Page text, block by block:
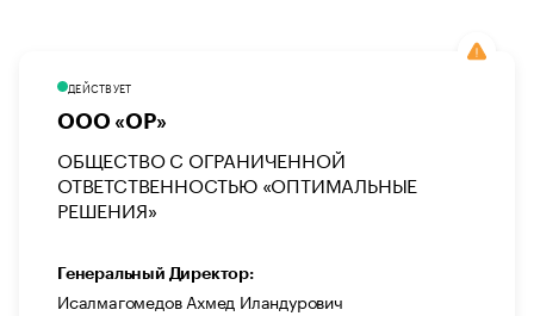
ДЕЙСТВУЕТ
ООО «ОР»
ОБЩЕСТВО С ОГРАНИЧЕННОЙ
ОТВЕТСТВЕННОСТЬЮ «ОПТИМАЛЬНЫЕ
РЕШЕНИЯ»
Генеральный Директор:
Исалмагомедов Ахмед Иландурович